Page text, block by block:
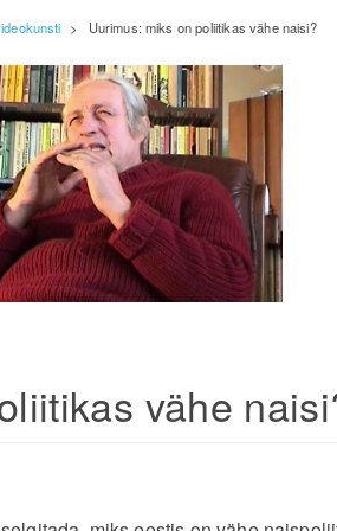
> Uurimus: miks on poliitikas vähe naisi?
vähe